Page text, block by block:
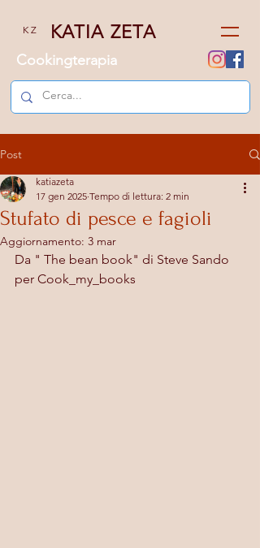
K Z KATIA ZETA
Cookingterapia
Post
Stufato di pesce e fagioli
katiazeta
17 gen 2025 Tempo di lettura: 2 min
Aggiornamento: 3 mar
Da " The bean book" di Steve Sando
per Cook_my_books